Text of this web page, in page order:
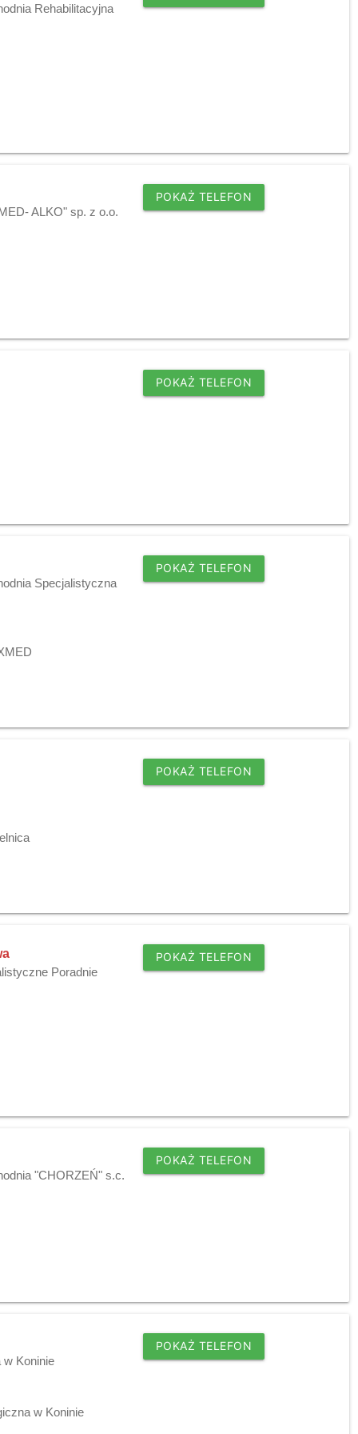
Rehabilitacyjna
ALKO" sp. z o.o.
POKAŻ TELEFON
POKAŻ TELEFON
Specjalistyczna
POKAŻ TELEFON
POKAŻ TELEFON
Poradnie
POKAŻ TELEFON
"CHORZEŃ" s.c.
POKAŻ TELEFON
w Koninie
POKAŻ TELEFON
w Koninie